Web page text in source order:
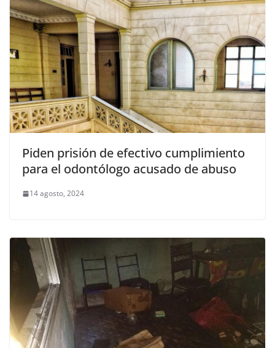
Piden prisión de efectivo cumplimiento
para el odontólogo acusado de abuso
14 agosto, 2024